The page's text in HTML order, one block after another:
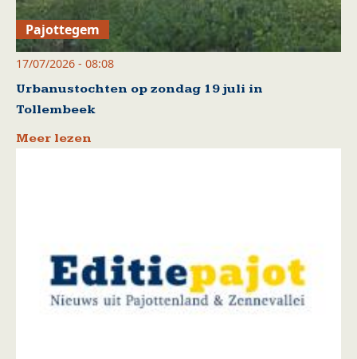
Pajottegem
17/07/2026 - 08:08
Urbanustochten op zondag 19 juli in
Tollembeek
Meer lezen